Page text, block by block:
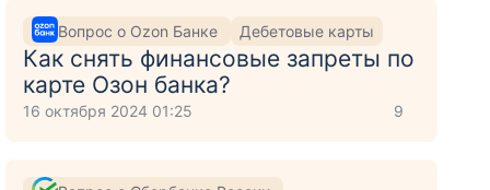
Вопрос о Ozon Банке Дебетовые карты
Как снять финансовые запреты по
карте Озон банка?
16 октября 2024 01:25 9